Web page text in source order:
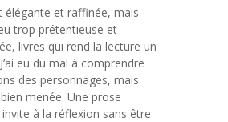
élégante et raffinée, mais
trop prétentieuse et
livres qui rend la lecture un
eu du mal à comprendre
des personnages, mais
menée. Une prose
à la réflexion sans être